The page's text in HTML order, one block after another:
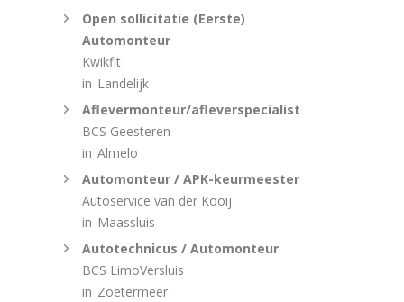
Open sollicitatie (Eerste)
Automonteur
Kwikfit
in Landelijk
Aflevermonteur/afleverspecialist
BCS Geesteren
in Almelo
Automonteur / APK-keurmeester
Autoservice van der Kooij
in Maassluis
Autotechnicus / Automonteur
BCS LimoVersluis
in Zoetermeer